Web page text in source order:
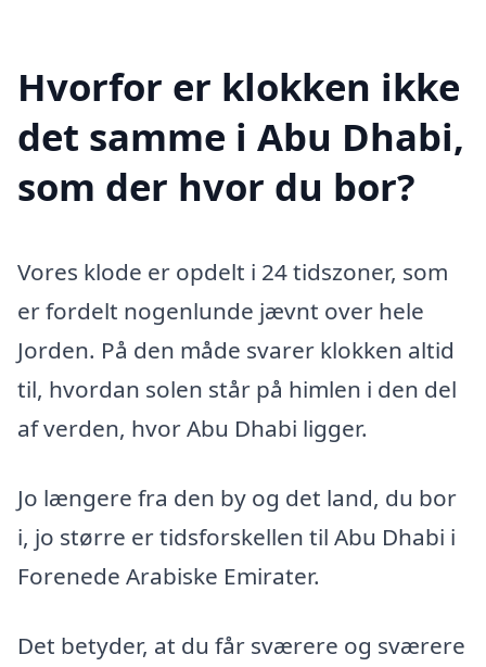
Hvorfor er klokken ikke
det samme i Abu Dhabi,
som der hvor du bor?
Vores klode er opdelt i 24 tidszoner, som
er fordelt nogenlunde jævnt over hele
Jorden. På den måde svarer klokken altid
til, hvordan solen står på himlen i den del
af verden, hvor Abu Dhabi ligger.
Jo længere fra den by og det land, du bor
i, jo større er tidsforskellen til Abu Dhabi i
Forenede Arabiske Emirater.
Det betyder, at du får sværere og sværere